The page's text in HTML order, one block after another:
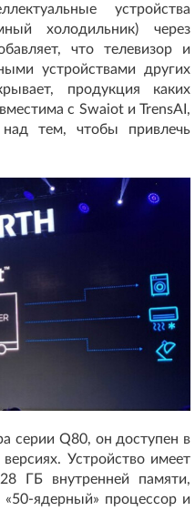
устройства
холодильник) через
что телевизор и
устройствами других
продукция каких
с Swaiot и TrensAI,
тем, чтобы привлечь
серии Q80, он доступен в
Устройство имеет
ГБ внутренней памяти,
ядерный» процессор и